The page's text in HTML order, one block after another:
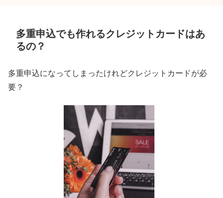
多重申込でも作れるクレジットカードはあ
るの？
多重申込になってしまったけれどクレジットカードが必
要？